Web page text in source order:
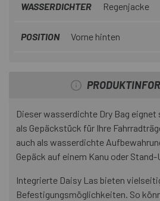
WASSERDICHTER Regenjacke
POSITION Vorne hinten
Dieser wasserdichte Dry Bag
als Gepäckstück für Ihre
auch als wasserdichte
Gepäck auf einem Kanu oder
Integrierte Daisy Las bieten
Befestigungsmöglichkeiten. So